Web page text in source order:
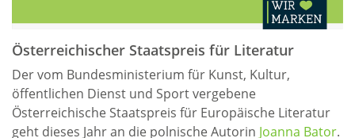
Österreichischer Staatspreis für Literatur
Der vom Bundesministerium für Kunst, Kultur,
öffentlichen Dienst und Sport vergebene
Österreichische Staatspreis für Europäische Literatur
geht dieses Jahr an die polnische Autorin Joanna Bator.